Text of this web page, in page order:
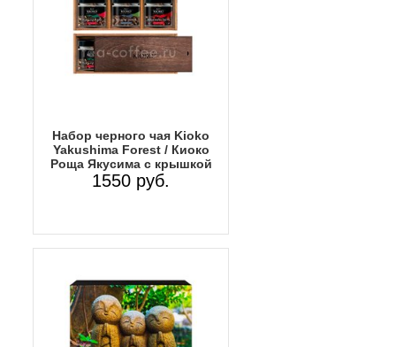
Набор черного чая Kioko
Yakushima Forest / Киоко
Роща Якусима с крышкой
1550 руб.